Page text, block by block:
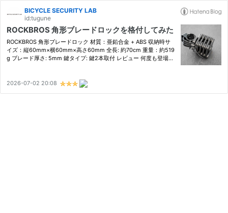
BICYCLE SECURITY LAB
id:tugune
ROCKBROS 角形ブレードロックを格付してみた
ROCKBROS 角形ブレードロック 材質：亜鉛合金 + ABS 収納時サ
イズ：縦60mm×横60mm×高さ60mm 全長: 約70cm 重量：約519
g ブレード厚さ: 5mm 鍵タイプ: 鍵2本取付 レビュー 何度も登場し
ックの角…
2026-07-02 20:08